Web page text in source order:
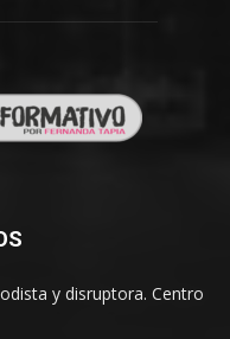
y disruptora. Centro